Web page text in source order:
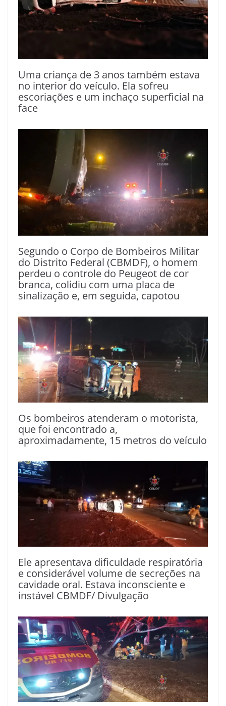
Uma criança de 3 anos também estava
no interior do veículo. Ela sofreu
escoriações e um inchaço superficial na
face
Segundo o Corpo de Bombeiros Militar
do Distrito Federal (CBMDF), o homem
perdeu o controle do Peugeot de cor
branca, colidiu com uma placa de
sinalização e, em seguida, capotou
Os bombeiros atenderam o motorista,
que foi encontrado a,
aproximadamente, 15 metros do veículo
Ele apresentava dificuldade respiratória
e considerável volume de secreções na
cavidade oral. Estava inconsciente e
instável CBMDF/ Divulgação